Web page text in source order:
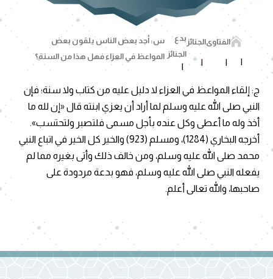
الفتاوىالجنائز بدع
الجنائز
س: أجد بعض الناس يلقون بعض
المواعظ في العزاء فهل هذا من السنة؟
ج: إلقاء المواعظ في العزاء لا دليل عليه من كتاب ولا سنة؛ فإن
النبي صلى الله عليه وسلم لما أراد أن يعزي ابنته قال «إن لله ما
أخذ وله ما أعطى وكل عنده بأجل مسمى فلتصبر ولتحتسب».
أخرجه البخاري (1284)، ومسلم (923) والخير كل الخير في اتباع النبي
محمد صلى الله عليه وسلم، ومن خالف ذلك وأتى بغيره مما لم
يفعله النبي صلى الله عليه وسلم، فهو بدعة مردودة على
صاحبها، والله تعالى أعلم.